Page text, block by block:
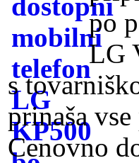
po
LG
s
prinaša
Cenovno